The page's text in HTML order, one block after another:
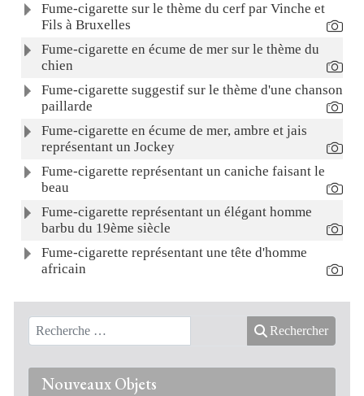
Fume-cigarette sur le thème du cerf par Vinche et
Fils à Bruxelles
Fume-cigarette en écume de mer sur le thème du
chien
Fume-cigarette suggestif sur le thème d'une chanson
paillarde
Fume-cigarette en écume de mer, ambre et jais
représentant un Jockey
Fume-cigarette représentant un caniche faisant le
beau
Fume-cigarette représentant un élégant homme
barbu du 19ème siècle
Fume-cigarette représentant une tête d'homme
africain
Rechercher
Nouveaux Objets